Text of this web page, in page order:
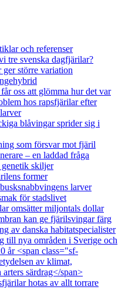
och referenser
tre svenska dagfjärilar?
ger större variation
oss att glömma hur det var
hos rapsfjärilar efter
blåvingar sprider sig i
som försvar mot fjäril
– en laddad fråga
skiljer
former
larver
för stadslivet
omsätter miljontals dollar
kan ge fjärilsvingar färg
av danska habitatspecialister
till nya områden i Sverige och
år <span class="sf-
av klimat,
särdrag</span>
hotas av allt torrare